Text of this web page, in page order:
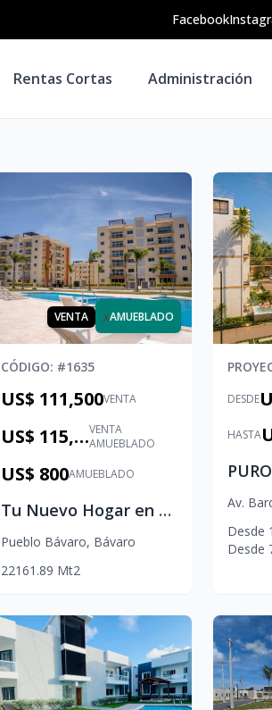
Facebook
Rentas Cortas Administración
VENTA xAMUEBLADO
CÓDIGO: #1635
VENTA
US$ 111,500
VENTA
AMUEBLADO
US$ 115,000
AMUEBLADO
US$ 800
Tu Nuevo Hogar en Punta Cana | Apartamento Amueblado en Crisfer Punta Cana
Pueblo Bávaro, Bávaro
22161.89 Mt2
DESDE
HASTA
Av.
Desde 1
Desde